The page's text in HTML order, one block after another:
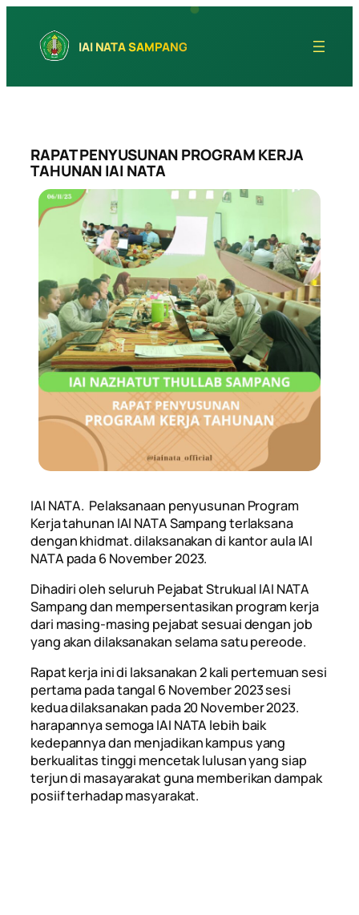
content
IAI NATA SAMPANG
RAPAT PENYUSUNAN PROGRAM KERJA
TAHUNAN IAI NATA
IAI NATA. Pelaksanaan penyusunan Program
Kerja tahunan IAI NATA Sampang terlaksana
dengan khidmat. dilaksanakan di kantor aula IAI
NATA pada 6 November 2023.
Dihadiri oleh seluruh Pejabat Strukual IAI NATA
Sampang dan mempersentasikan program kerja
dari masing-masing pejabat sesuai dengan job
yang akan dilaksanakan selama satu pereode.
Rapat kerja ini di laksanakan 2 kali pertemuan sesi
pertama pada tangal 6 November 2023 sesi
kedua dilaksanakan pada 20 November 2023.
harapannya semoga IAI NATA lebih baik
kedepannya dan menjadikan kampus yang
berkualitas tinggi mencetak lulusan yang siap
terjun di masayarakat guna memberikan dampak
posiif terhadap masyarakat.